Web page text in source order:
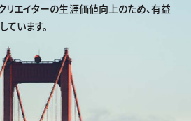
リエイターの生涯価値向上のため、有益
います。